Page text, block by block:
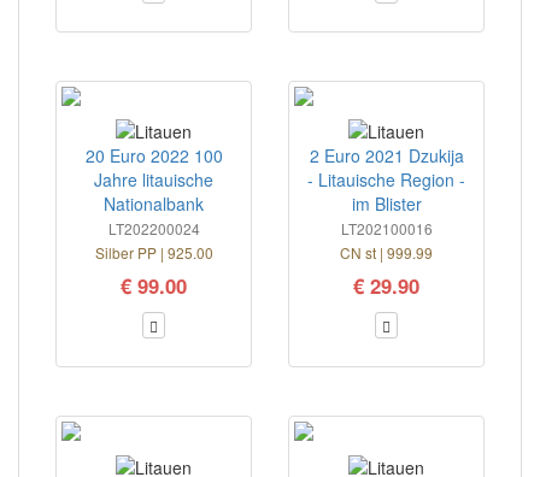
20 Euro 2022 100
Jahre litauische
Nationalbank
LT202200024
Silber PP | 925.00
€ 99.00
2 Euro 2021 Dzukija
- Litauische Region -
im Blister
LT202100016
CN st | 999.99
€ 29.90